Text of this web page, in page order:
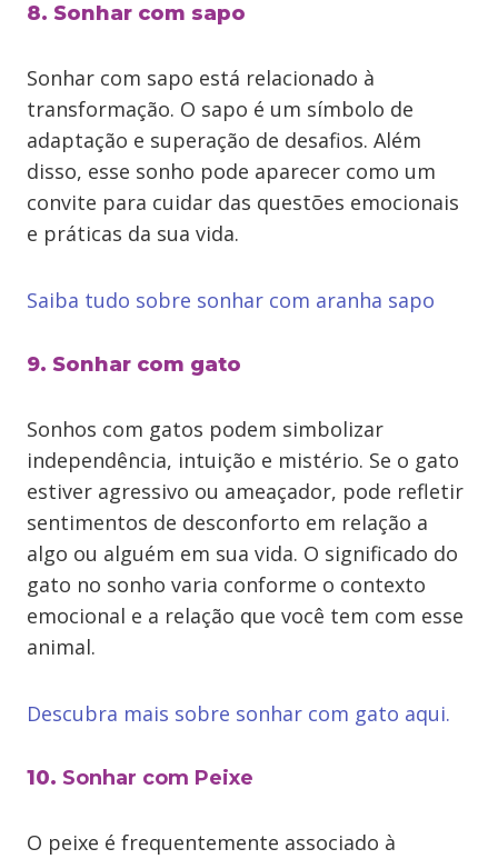
8. Sonhar com sapo
Sonhar com sapo está relacionado à
transformação. O sapo é um símbolo de
adaptação e superação de desafios. Além
disso, esse sonho pode aparecer como um
convite para cuidar das questões emocionais
e práticas da sua vida.
Saiba tudo sobre sonhar com aranha sapo
9. Sonhar com gato
Sonhos com gatos podem simbolizar
independência, intuição e mistério. Se o gato
estiver agressivo ou ameaçador, pode refletir
sentimentos de desconforto em relação a
algo ou alguém em sua vida. O significado do
gato no sonho varia conforme o contexto
emocional e a relação que você tem com esse
animal.
Descubra mais sobre sonhar com gato aqui.
10. Sonhar com Peixe
O peixe é frequentemente associado à